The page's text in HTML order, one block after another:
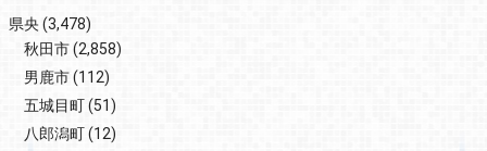
県央 (3,478)
秋田市(2,858)
男鹿市(112)
五城目町(51)
八郎潟町(12)